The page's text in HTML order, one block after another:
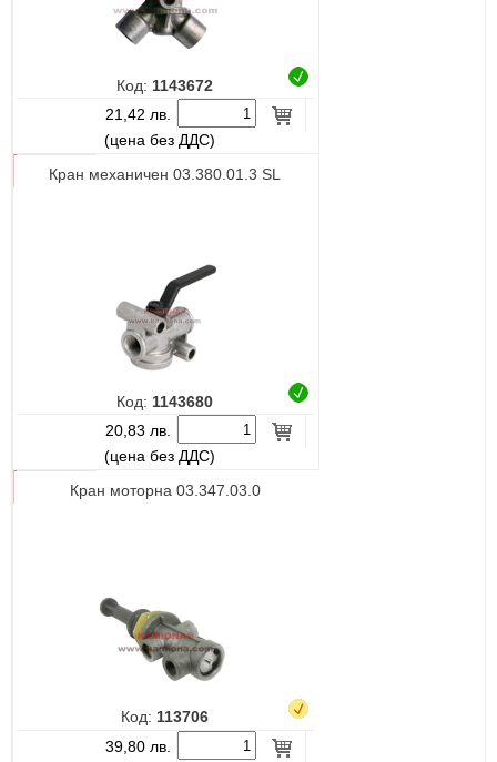
Код: 1143672
21,42 лв.
(цена без ДДС)
Кран механичен 03.380.01.3 SL
Код: 1143680
20,83 лв.
(цена без ДДС)
Кран моторна 03.347.03.0
Код:113706
39,80 лв.